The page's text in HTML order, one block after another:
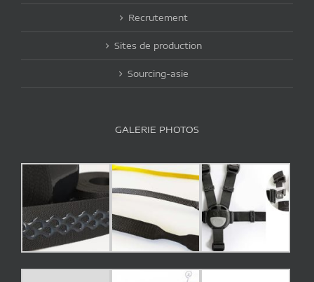
Recrutement
Sites de production
Sourcing-asie
GALERIE PHOTOS